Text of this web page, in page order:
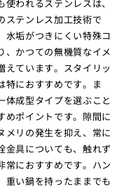
われるステンレスは、
ステンレス加工技術で
水垢がつきにくい特殊コ
、かつての無機質なイメ
えています。スタイリッ
特におすすめです。ま
体成型タイプを選ぶこと
めポイントです。隙間に
メリの発生を抑え、常に
金具についても、触れず
常におすすめです。ハン
重い鍋を持ったままでも